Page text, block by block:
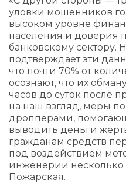
уловки мошенников
высоком уровне
населения и доверия
банковскому сектору.
подтверждает эти
что почти 70% от
осознают, что их
часов до суток после
на наш взгляд, меры
дропперами,
выводить деньги
гражданам средств
под воздействием
инженерии несколько
Пожарская.